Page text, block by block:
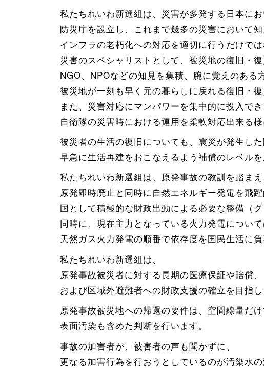
私たちれいわ新選組は、災害が多発する日本にお
防災庁を設立し、これまで幾多の災害において知
インフラの老朽化への対応を適切に行うだけでは
災害のスペシャリストとして、被災地の復旧・復
NGO、NPOなどの知見を集積、腕に覚えのある
被災地が一刻も早く元の暮らしに戻れる復旧・
また、災害対応にマンパワーを集中的に投入でき
自衛隊の災害時における運用を柔軟対応出来る様
被災者の生活の復旧についても、震災が発生した
早急に生活再建をおこなえるよう補償のレベルを
私たちれいわ新選組は、原発事故の教訓を踏まえ
原発即時廃止と同時に自然エネルギー発電を飛躍
国として積極的な財政出動による必要な整備（
同時に、現在主力となっている火力発電について
天然ガス火力発電の順番で依存度を国民生活に
私たちれいわ新選組は、
原発事故被災者に対する長期の医療保証や賠償、
および区域外避難者への財政支援の確立を目指し
原発事故被災地への帰還の要件は、空間線量だけ
表面汚染も含めた判断を行います。
事故の加害者が、被害者の声も聞かずに、
更なる加害行為を行おうとしているのが汚染水の